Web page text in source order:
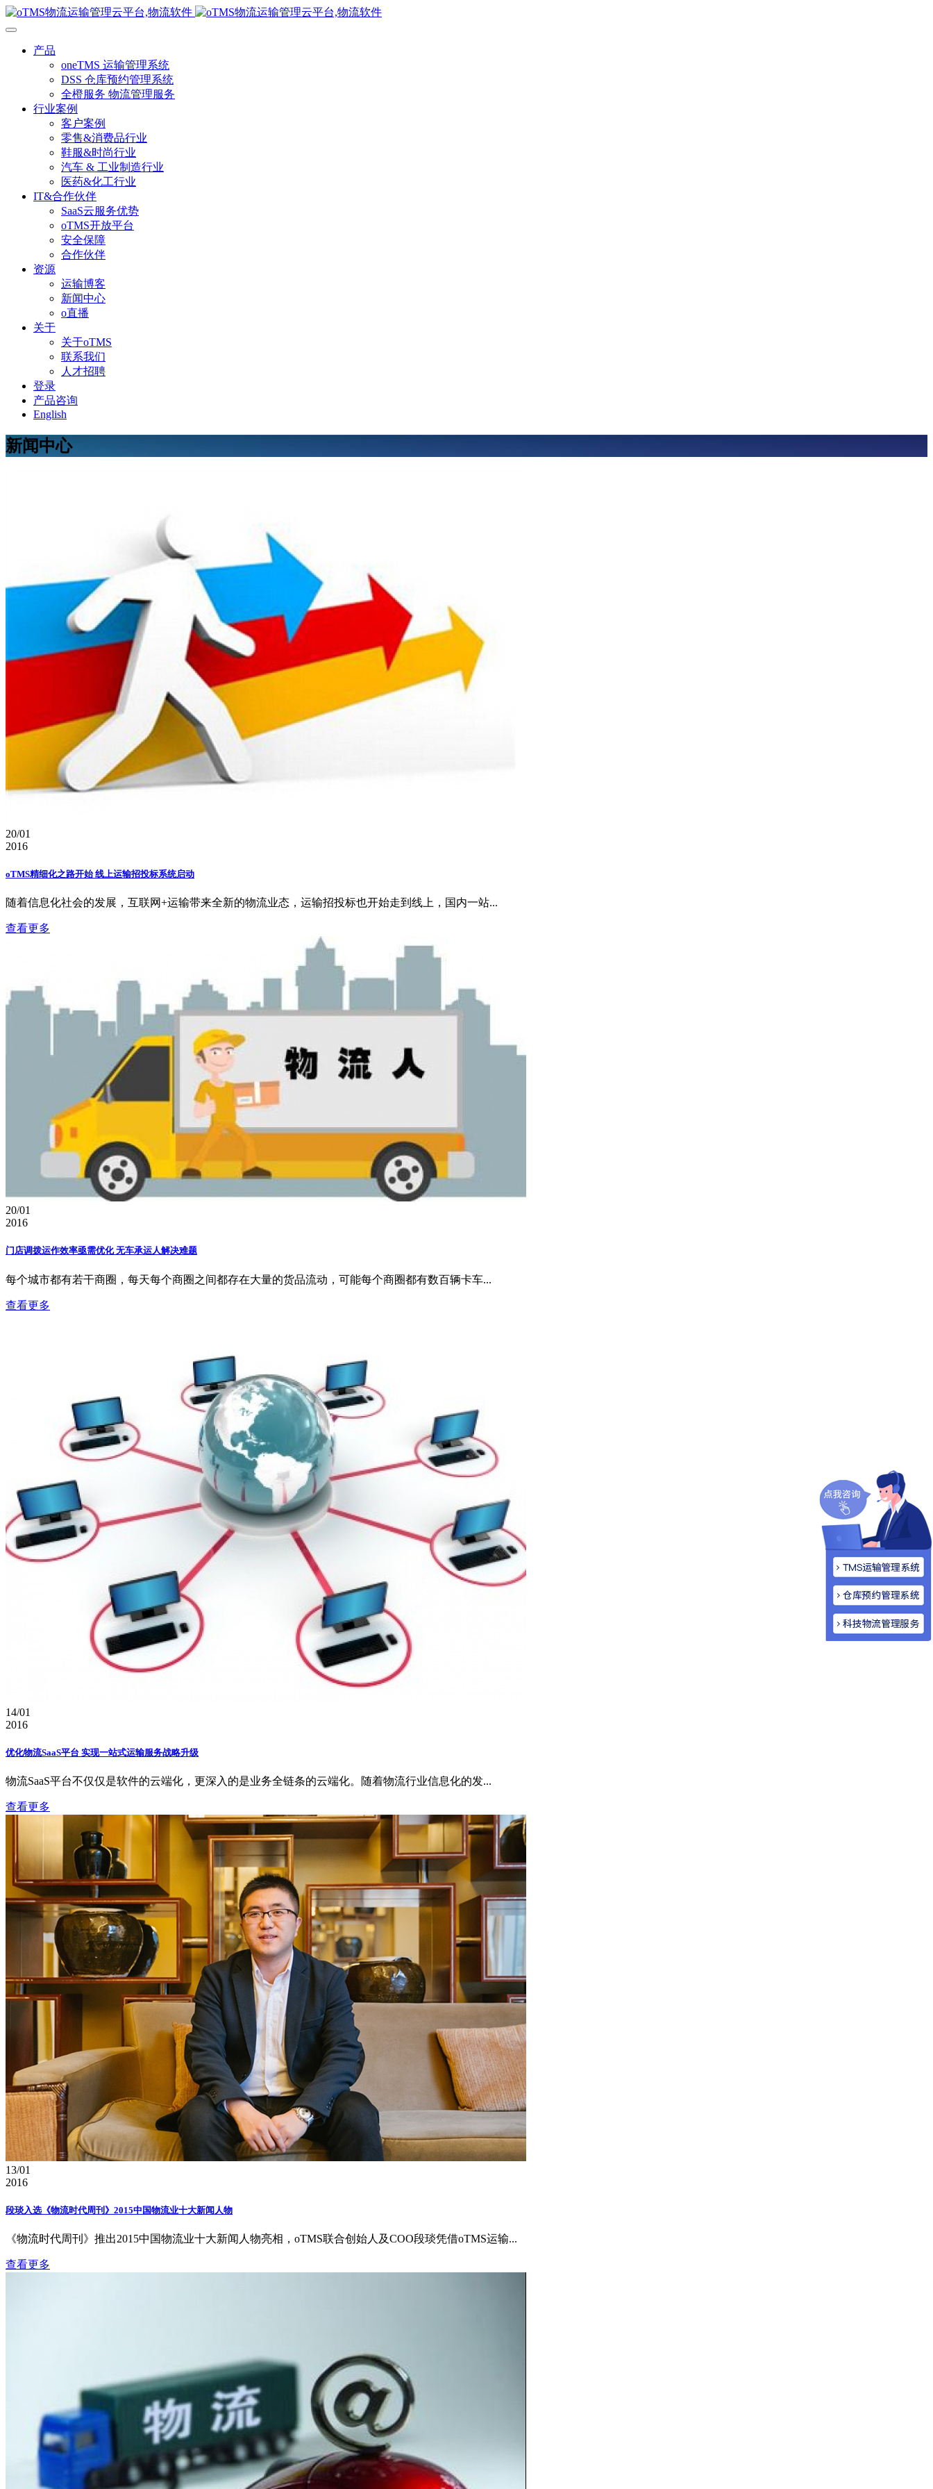
产品
oneTMS 运输管理系统
DSS 仓库预约管理系统
全橙服务 物流管理服务
行业案例
客户案例
零售&消费品行业
鞋服&时尚行业
汽车 & 工业制造行业
医药&化工行业
IT&合作伙伴
SaaS云服务优势
oTMS开放平台
安全保障
合作伙伴
资源
运输博客
新闻中心
o直播
关于
关于oTMS
联系我们
人才招聘
登录
产品咨询
English
新闻中心
20/01
2016
oTMS精细化之路开始 线上运输招投标系统启动
随着信息化社会的发展，互联网+运输带来全新的物流业态，运输招投标也开始走到线上，国内一站...
查看更多
20/01
2016
门店调拨运作效率亟需优化 无车承运人解决难题
每个城市都有若干商圈，每天每个商圈之间都存在大量的货品流动，可能每个商圈都有数百辆卡车...
查看更多
14/01
2016
优化物流SaaS平台 实现一站式运输服务战略升级
物流SaaS平台不仅仅是软件的云端化，更深入的是业务全链条的云端化。随着物流行业信息化的发...
查看更多
13/01
2016
段琰入选《物流时代周刊》2015中国物流业十大新闻人物
《物流时代周刊》推出2015中国物流业十大新闻人物亮相，oTMS联合创始人及COO段琰凭借oTMS运输...
查看更多